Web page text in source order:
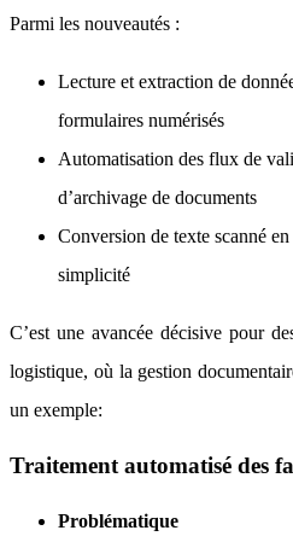
Parmi les nouveautés :
Lecture et extraction de
formulaires numérisés
Automatisation des flux de
d’archivage de documents
Conversion de texte scanné
simplicité
C’est une avancée décisive pour
logistique, où la gestion
un exemple:
Traitement automatisé des
Problématique